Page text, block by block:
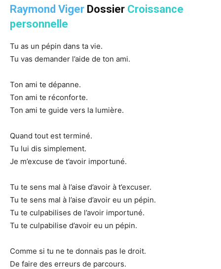
Raymond Viger Dossier Croissance
personnelle
Tu as un pépin dans ta vie.
Tu vas demander l’aide de ton ami.
Ton ami te dépanne.
Ton ami te réconforte.
Ton ami te guide vers la lumière.
Quand tout est terminé.
Tu lui dis simplement.
Je m’excuse de t’avoir importuné.
Tu te sens mal à l’aise d’avoir à t’excuser.
Tu te sens mal à l’aise d’avoir eu un pépin.
Tu te culpabilises de l’avoir importuné.
Tu te culpabilise d’avoir eu un pépin.
Comme si tu ne te donnais pas le droit.
De faire des erreurs de parcours.